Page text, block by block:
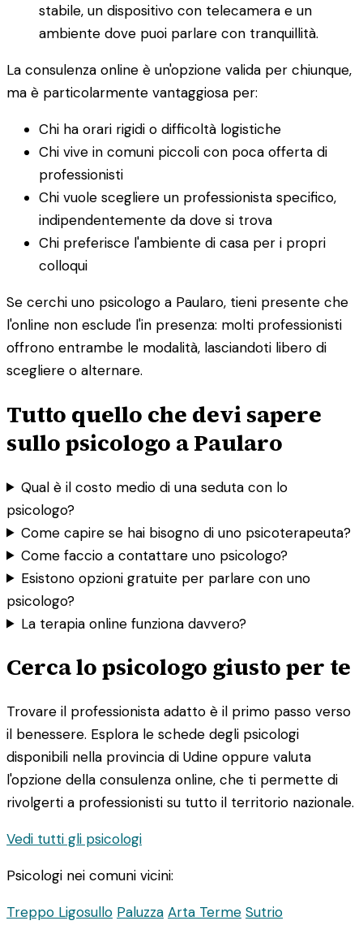
stabile, un dispositivo con telecamera e un
ambiente dove puoi parlare con tranquillità.
La consulenza online è un'opzione valida per chiunque,
ma è particolarmente vantaggiosa per:
Chi ha orari rigidi o difficoltà logistiche
Chi vive in comuni piccoli con poca offerta di
professionisti
Chi vuole scegliere un professionista specifico,
indipendentemente da dove si trova
Chi preferisce l'ambiente di casa per i propri
colloqui
Se cerchi uno psicologo a Paularo, tieni presente che
l'online non esclude l'in presenza: molti professionisti
offrono entrambe le modalità, lasciandoti libero di
scegliere o alternare.
Tutto quello che devi sapere
sullo psicologo a Paularo
Qual è il costo medio di una seduta con lo
psicologo?
Come capire se hai bisogno di uno psicoterapeuta?
Come faccio a contattare uno psicologo?
Esistono opzioni gratuite per parlare con uno
psicologo?
La terapia online funziona davvero?
Cerca lo psicologo giusto per te
Trovare il professionista adatto è il primo passo verso
il benessere. Esplora le schede degli psicologi
disponibili nella provincia di Udine oppure valuta
l'opzione della consulenza online, che ti permette di
rivolgerti a professionisti su tutto il territorio nazionale.
Vedi tutti gli psicologi
Psicologi nei comuni vicini:
Treppo Ligosullo Paluzza Arta Terme Sutrio